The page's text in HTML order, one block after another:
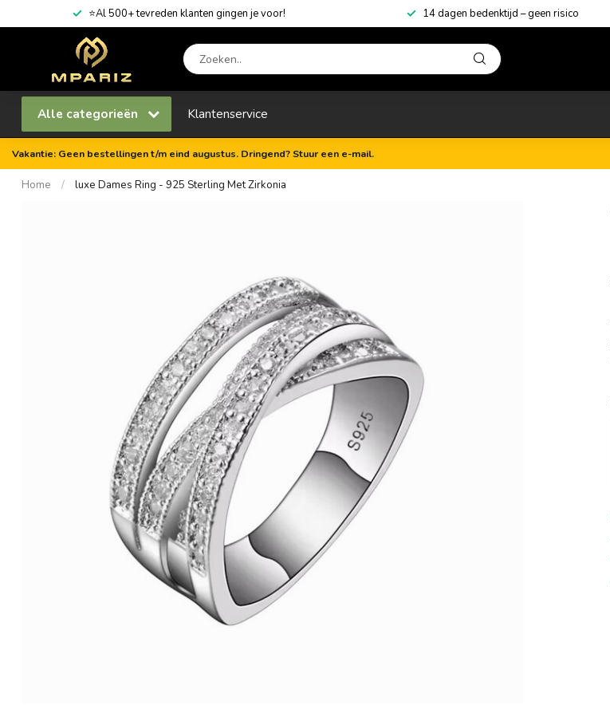
⭐Al 500+ tevreden klanten gingen je voor! 14 dagen bedenktijd – geen risico
Alle categorieën Klantenservice
Vakantie: Geen bestellingen t/m eind augustus. Dringend? Stuur een e-mail.
Home / luxe Dames Ring - 925 Sterling Met Zirkonia